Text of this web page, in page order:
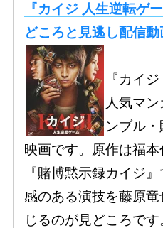
『カイジ 人生逆転ゲ
どころと見逃し配信動
『カイ
人気マ
ンブル
映画です。原作は福
『賭博黙示録カイジ
感のある演技を藤原
じるのが見どころです